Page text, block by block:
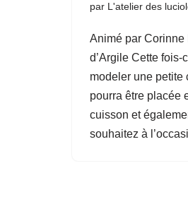
par L'atelier des
Animé par
d’Argile Cette
modeler une petite
pourra être placée
cuisson et
souhaitez à